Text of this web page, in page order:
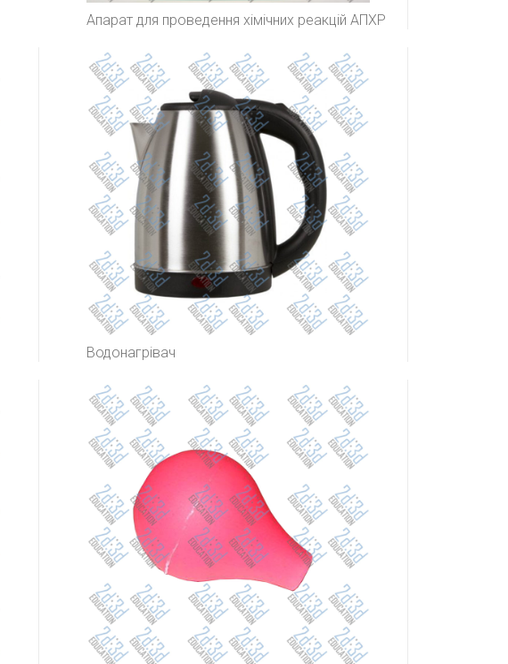
Апарат для проведення хімічних реакцій АПХР
Водонагрівач